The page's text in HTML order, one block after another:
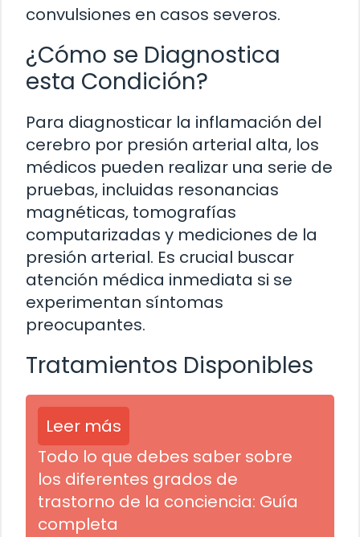
convulsiones en casos severos.
¿Cómo se Diagnostica
esta Condición?
Para diagnosticar la inflamación del
cerebro por presión arterial alta, los
médicos pueden realizar una serie de
pruebas, incluidas resonancias
magnéticas, tomografías
computarizadas y mediciones de la
presión arterial. Es crucial buscar
atención médica inmediata si se
experimentan síntomas
preocupantes.
Tratamientos Disponibles
Leer más
Todo lo que debes saber sobre
los diferentes grados de
trastorno de la conciencia: Guía
completa